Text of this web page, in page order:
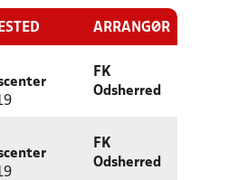
ARRANGØR
FK
Odsherred
FK
Odsherred